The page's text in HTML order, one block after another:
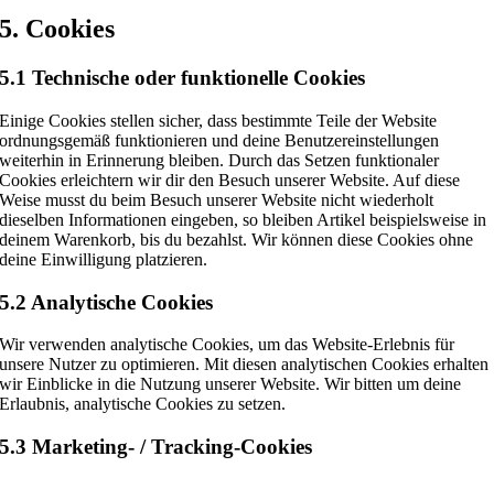
5. Cookies
5.1 Technische oder funktionelle Cookies
Einige Cookies stellen sicher, dass bestimmte Teile der Website
ordnungsgemäß funktionieren und deine Benutzereinstellungen
weiterhin in Erinnerung bleiben. Durch das Setzen funktionaler
Cookies erleichtern wir dir den Besuch unserer Website. Auf diese
Weise musst du beim Besuch unserer Website nicht wiederholt
dieselben Informationen eingeben, so bleiben Artikel beispielsweise in
deinem Warenkorb, bis du bezahlst. Wir können diese Cookies ohne
deine Einwilligung platzieren.
5.2 Analytische Cookies
Wir verwenden analytische Cookies, um das Website-Erlebnis für
unsere Nutzer zu optimieren. Mit diesen analytischen Cookies erhalten
wir Einblicke in die Nutzung unserer Website. Wir bitten um deine
Erlaubnis, analytische Cookies zu setzen.
5.3 Marketing- / Tracking-Cookies